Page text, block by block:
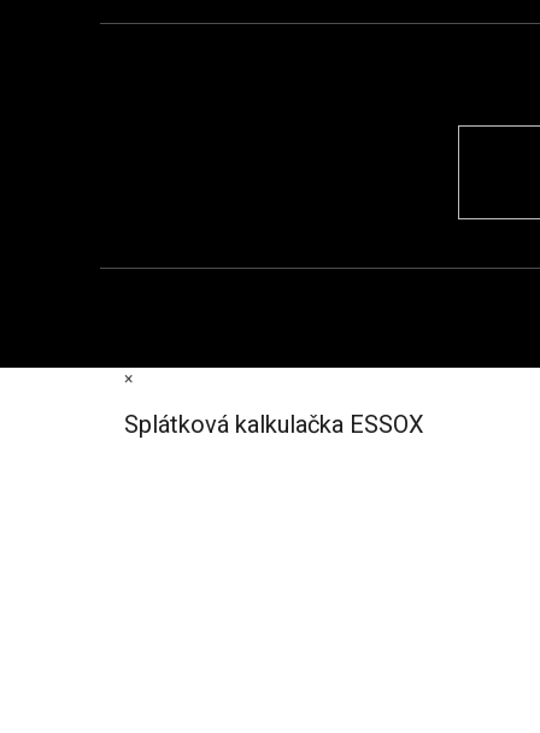
×
Splátková kalkulačka ESSOX